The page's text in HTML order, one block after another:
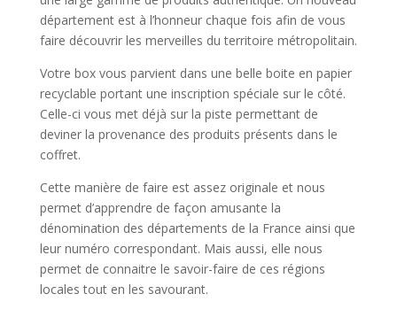
département est à l’honneur chaque fois afin de vous
faire découvrir les merveilles du territoire métropolitain.
Votre box vous parvient dans une belle boite en papier
recyclable portant une inscription spéciale sur le côté.
Celle-ci vous met déjà sur la piste permettant de
deviner la provenance des produits présents dans le
coffret.
Cette manière de faire est assez originale et nous
permet d’apprendre de façon amusante la
dénomination des départements de la France ainsi que
leur numéro correspondant. Mais aussi, elle nous
permet de connaitre le savoir-faire de ces régions
locales tout en les savourant.